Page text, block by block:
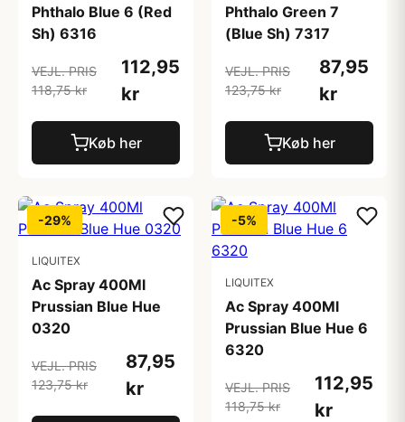
Phthalo Blue 6 (Red
Sh) 6316
VEJL. PRIS
118,75 kr
112,95
kr
Køb her
Phthalo Green 7
(Blue Sh) 7317
VEJL. PRIS
123,75 kr
87,95
kr
Køb her
-29%
LIQUITEX
Ac Spray 400Ml
Prussian Blue Hue
0320
VEJL. PRIS
123,75 kr
87,95
kr
-5%
LIQUITEX
Ac Spray 400Ml
Prussian Blue Hue 6
6320
VEJL. PRIS
118,75 kr
112,95
kr